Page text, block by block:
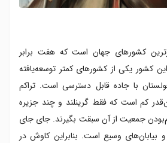
کشورهای جهان است که هفت برابر
این کشور یکی از کشورهای کمتر توسعه‌يافته
درصد مغولستان با جاده قابل دسترسی است. تراکم
کم است که فقط گرینلند و چند جزیره
جمعیت از آن سبقت بگیرند. جای جای
بیابان‌های وسیع است. بنابراین کاوش در